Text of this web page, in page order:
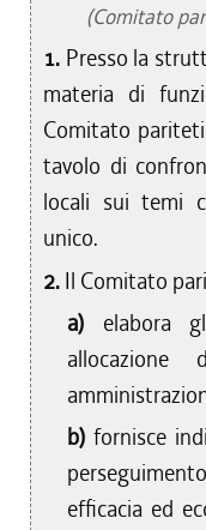
(Comitato
1. Presso la
materia di
Comitato
tavolo di
locali sui temi
unico.
2. Il Comitato
a) elabora
allocazione
b)fornisce
efficacia ed